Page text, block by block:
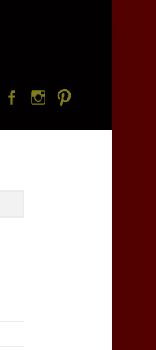
Twitterfacebook
Instagram
Pintrest